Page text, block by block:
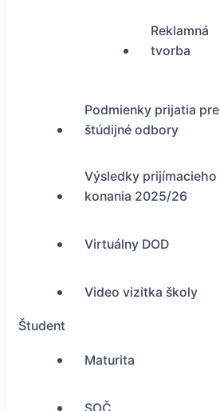
Reklamná
tvorba
Podmienky prijatia pre
štúdijné odbory
Výsledky prijímacieho
konania 2025/26
Virtuálny DOD
Video vizitka školy
Študent
Maturita